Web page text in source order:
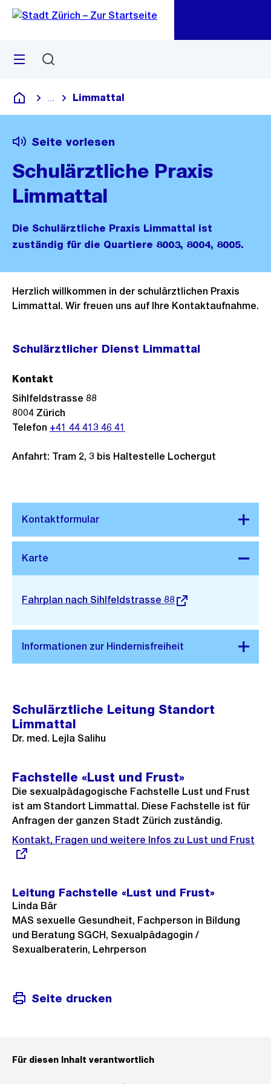
Navigation
Sprunglink
Menü
Deutsch
Blende alle Breadcrumbs ein
Limmattal
Seite vorlesen
Schulärztliche Praxis
Limmattal
Die Schulärztliche Praxis Limmattal ist
zuständig für die Quartiere 8003, 8004, 8005.
Herzlich willkommen in der schulärztlichen Praxis
Limmattal. Wir freuen uns auf Ihre Kontaktaufnahme.
Schulärztlicher Dienst Limmattal
Anfahrt: Tram 2, 3 bis Haltestelle Lochergut
Stadtplan 3D
Externer
Fahrplan nach Sihlfeldstrasse 88
Kontakt
Sihlfeldstrasse 88
8004 Zürich
Telefon +41 44 413 46 41
Schulärztliche Leitung Standort
Limmattal
Dr. med. Lejla Salihu
Fachstelle «Lust und Frust»
Die sexualpädagogische Fachstelle Lust und Frust
ist am Standort Limmattal. Diese Fachstelle ist für
Anfragen der ganzen Stadt Zürich zuständig.
Externer
Link:
Kontakt, Fragen und weitere Infos zu Lust und Frust
Leitung Fachstelle «Lust und Frust»
Linda Bär
MAS sexuelle Gesundheit, Fachperson in Bildung
und Beratung SGCH, Sexualpädagogin /
Sexualberaterin, Lehrperson
Seite drucken
Für diesen Inhalt verantwortlich